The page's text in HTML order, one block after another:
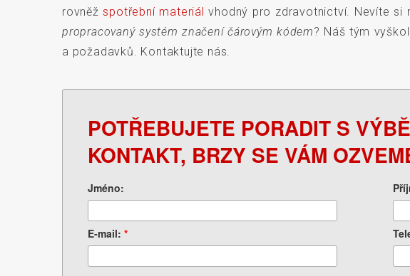
rovněžspotřební materiál vhodný pro zdravotnictví. Nevíte si
propracovaný systém značení čárovým kódem? Náš tým
a požadavků. Kontaktujte nás.